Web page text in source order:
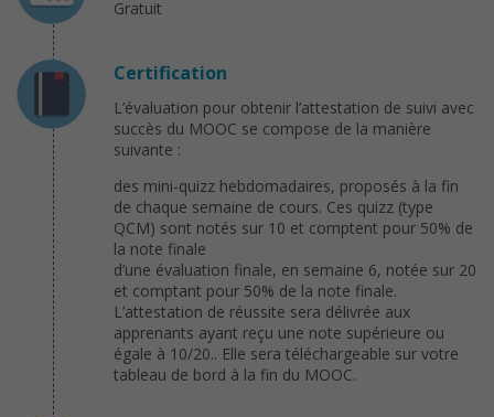
Gratuit
Certification
L’évaluation pour obtenir l’attestation de suivi avec
succès du MOOC se compose de la manière
suivante :
des mini-quizz hebdomadaires, proposés à la fin
de chaque semaine de cours. Ces quizz (type
QCM) sont notés sur 10 et comptent pour 50% de
la note finale
d’une évaluation finale, en semaine 6, notée sur 20
et comptant pour 50% de la note finale.
L’attestation de réussite sera délivrée aux
apprenants ayant reçu une note supérieure ou
égale à 10/20.. Elle sera téléchargeable sur votre
tableau de bord à la fin du MOOC.